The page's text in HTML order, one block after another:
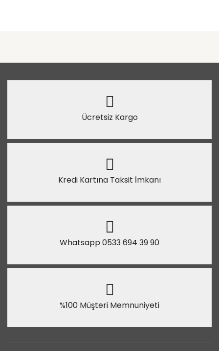
Ücretsiz Kargo
Kredi Kartına Taksit İmkanı
Whatsapp 0533 694 39 90
%100 Müşteri Memnuniyeti